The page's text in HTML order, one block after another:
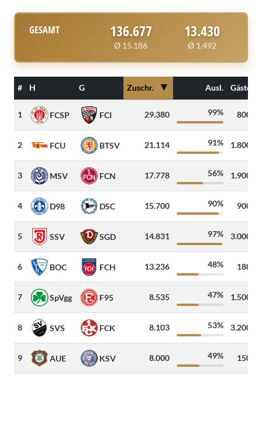
GESAMT 136.677
Ø 15.186
13.430
Ø 1.492
# H G Zuschr. ▼ Ausl. Gäste
1 FCSP FCI 29.380 99% 800
2 FCU BTSV 21.114 91% 1.800
3 MSV FCN 17.778 56% 1.900
4 D98 DSC 15.700 90% 900
5 SSV SGD 14.831 97% 3.000
6 BOC FCH 13.236 48% 180
7 SpVgg F95 8.535 47% 1.500
8 SVS FCK 8.103 53% 3.200
9 AUE KSV 8.000 49% 150